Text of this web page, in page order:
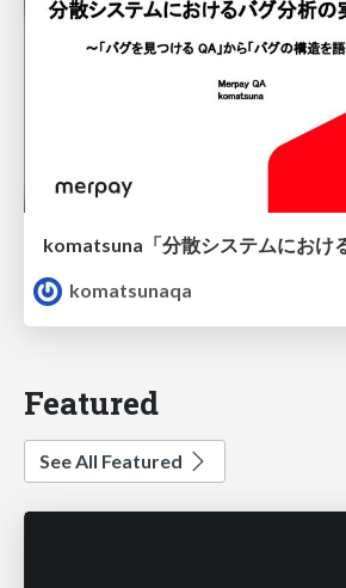
komatsuna「分散システムにおけ
komatsunaqa
Featured
See All Featured